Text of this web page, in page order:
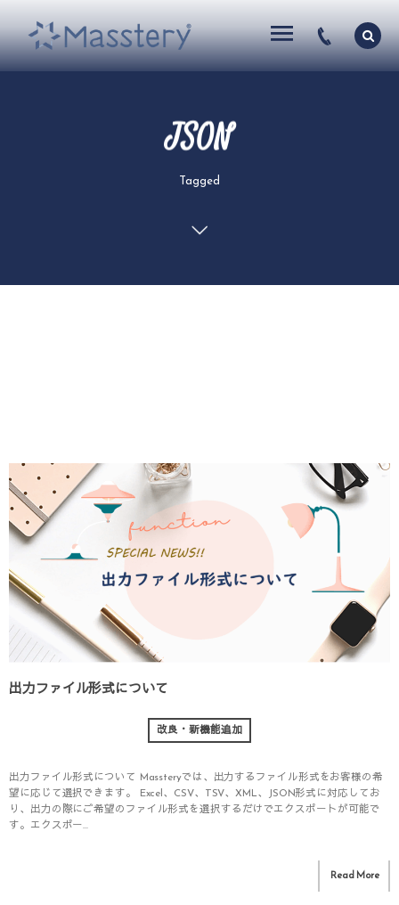
JSON
Tagged
出力ファイル形式について
改良・新機能追加
出力ファイル形式について Massteryでは、出力するファイル形式をお客様の希
望に応じて選択できます。 Excel、CSV、TSV、XML、JSON形式に対応してお
り、出力の際にご希望のファイル形式を選択するだけでエクスポートが可能で
す。エクスポー...
Read More